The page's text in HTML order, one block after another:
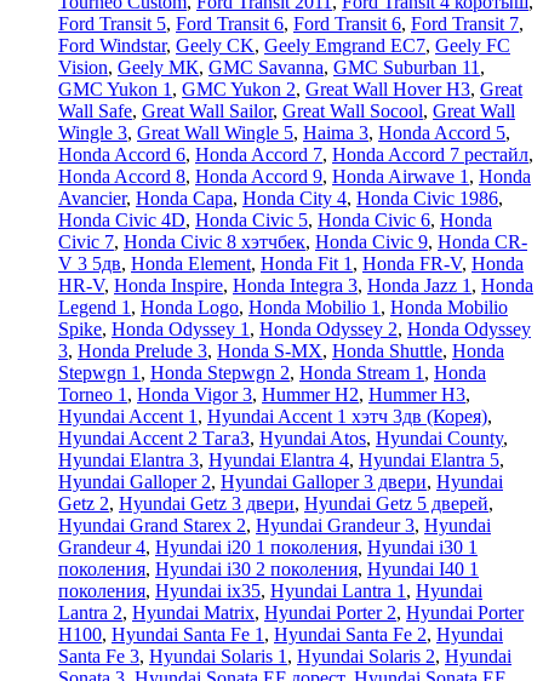
Ford Transit 5, Ford Transit 6, Ford Transit 6, Ford Transit 7,
Ford Windstar, Geely CK, Geely Emgrand EC7, Geely FC
Vision, Geely МК, GMC Savanna, GMC Suburban 11 ,
GMC Yukon 1 , GMC Yukon 2, Great Wall Hover H3, Great
Wall Safe, Great Wall Sailor, Great Wall Socool, Great Wall
Wingle 3, Great Wall Wingle 5, Haima 3, Honda Accord 5,
Honda Accord 6, Honda Accord 7, Honda Accord 7 рестайл,
Honda Accord 8, Honda Accord 9, Honda Airwave 1 , Honda
Avancier, Honda Capa, Honda City 4, Honda Civic 1986,
Honda Civic 4D, Honda Civic 5, Honda Civic 6, Honda
Civic 7, Honda Civic 8 хэтчбек, Honda Civic 9, Honda CR-
V 3 5дв, Honda Element, Honda Fit 1 , Honda FR-V, Honda
HR-V, Honda Inspire, Honda Integra 3, Honda Jazz 1 , Honda
Legend 1 , Honda Logo, Honda Mobilio 1 , Honda Mobilio
Spike, Honda Odyssey 1 , Honda Odyssey 2, Honda Odyssey
3, Honda Prelude 3, Honda S-MX, Honda Shuttle, Honda
Stepwgn 1 , Honda Stepwgn 2, Honda Stream 1 , Honda
Torneo 1 , Honda Vigor 3, Hummer H2, Hummer H3,
Hyundai Accent 1 , Hyundai Accent 1 хэтч 3дв (Корея),
Hyundai Accent 2 ТагаЗ, Hyundai Atos, Hyundai County,
Hyundai Elantra 3, Hyundai Elantra 4, Hyundai Elantra 5,
Hyundai Galloper 2, Hyundai Galloper 3 двери, Hyundai
Getz 2, Hyundai Getz 3 двери, Hyundai Getz 5 дверей,
Hyundai Grand Starex 2, Hyundai Grandeur 3, Hyundai
Grandeur 4, Hyundai i20 1 поколения, Hyundai i30 1
поколения, Hyundai i30 2 поколения, Hyundai I40 1
поколения, Hyundai ix35, Hyundai Lantra 1 , Hyundai
Lantra 2, Hyundai Matrix, Hyundai Porter 2, Hyundai Porter
H100, Hyundai Santa Fe 1 , Hyundai Santa Fe 2, Hyundai
Santa Fe 3, Hyundai Solaris 1 , Hyundai Solaris 2, Hyundai